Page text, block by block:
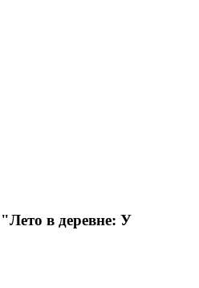
в деревне: У